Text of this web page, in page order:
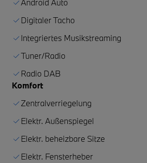
Android Auto
Digitaler Tacho
Integriertes Musikstreaming
Tuner/Radio
Radio DAB
Komfort
Zentralverriegelung
Elektr. Außenspiegel
Elektr. beheizbare Sitze
Elektr. Fensterheber